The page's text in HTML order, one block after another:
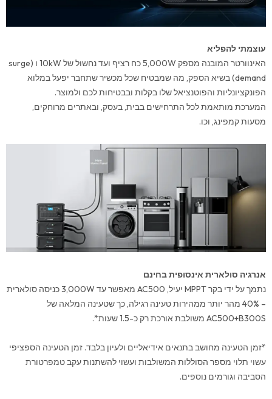
עוצמתי להפליא
האינוורטר המובנה מספק 5,000W כח רציף ועד נחשול של 10kW ו (surge
demand) בשיא הספק, מה שמבטיח שכל מכשיר שתחבר יפעל במלוא
הפונקציונליות והפוטנציאל שלו בקלות ובבטיחות לכם ולמוצר.
המערכת מותאמת לכל התרחישים בבית, בעסק, ובאתרים מרוחקים,
מסעות קמפינג, וכו.
אנרגיה סולארית אינסופית בחינם
נתמך על ידי בקר MPPT יעיל, AC500 מאפשר עד 3,000W כניסה סולארית
– 40% מהר יותר ממהירות טעינה רגילה, כך שטעינה המלאה של
AC500+B300S משולבת אורכת רק כ-1.5 שעות*.
*זמן הטעינה מחושב בתנאים אידיאליים ולעיון בלבד. זמן הטעינה הספציפי
עשוי תלוי מספר הסוללות המשולבות ועשוי להשתנות עקב טמפרטורת
הסביבה וגורמים נוספים.